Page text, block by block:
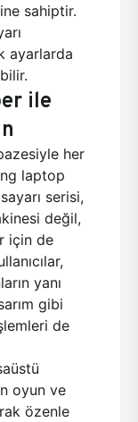
sahiptir.
ayarlarda
ile
her
laptop
serisi,
değil,
için de
yanı
gibi
de
oyun ve
özenle